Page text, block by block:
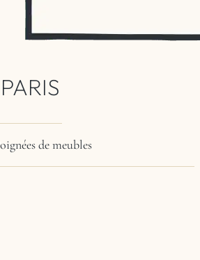
PARIS
de meubles